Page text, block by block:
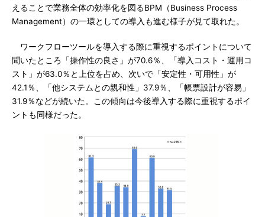
えることで業務全体の効率化を図るBPM（Business Process
Management）の一環としての導入も進む様子が見て取れた。
ワークフローツールを導入する際に重視するポイントについて
聞いたところ「操作性の良さ」が70.6％、「導入コスト・運用コ
スト」が63.0％と上位を占め、次いで「安定性・可用性」が
42.1％、「他システムとの親和性」37.9％、「帳票設計が容易」
31.9％などが続いた。この傾向は今後導入する際に重視するポイ
ントも同様だった。